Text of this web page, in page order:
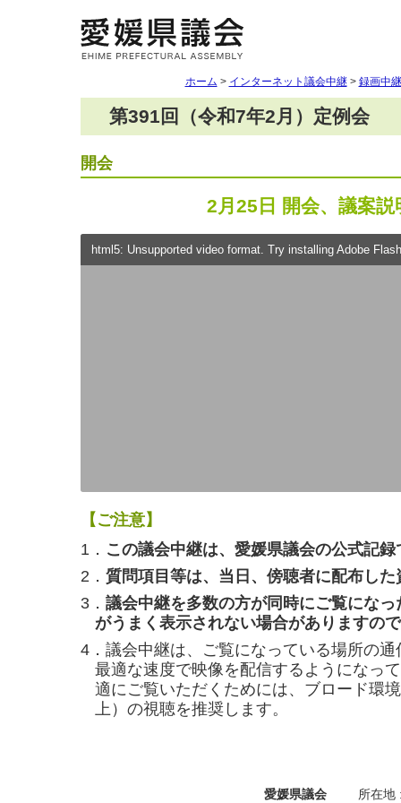
ホーム > インターネット議会中継> 録画中継
第391回（令和7年2月）定例会
開会
2月25日 開会、議案説
html5: Unsupported video format. Try installing Adobe
【ご注意】
1． この議会中継は、愛媛県議会の公式記
2． 質問項目等は、当日、傍聴者に配布した
3． 議会中継を多数の方が同時にご覧にな
がうまく表示されない場合がありますの
4．議会中継は、ご覧になっている場所の
最適な速度で映像を配信するようになっ
適にご覧いただくためには、ブロード環
上）の視聴を推奨します。
愛媛県議会
所在地